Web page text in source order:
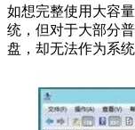
如想完整使用大容
统，但对于大部分
盘，却无法作为系统